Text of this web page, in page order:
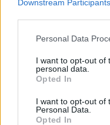
Downstream Participants
Please note that this
not limited to your visit
grant or deny consent
use your data for below
consent section.
Personal Data
I want to opt-out of
personal data.
Opted In
I want to opt-out of
Personal Data.
Opted In